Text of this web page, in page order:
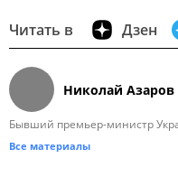
Читать в Дзен
Николай Азаров
Бывший премьер-министр
Все материалы